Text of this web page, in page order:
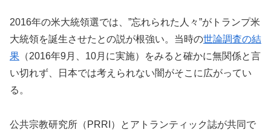
2016年の米大統領選では、”忘れられた人々”がトランプ米
大統領を誕生させたとの説が根強い。当時の世論調査の結
果 （2016年9月、10月に実施）をみると確かに無関係と言
い切れず、日本では考えられない闇がそこに広がってい
る。
公共宗教研究所（PRRI）とアトランティック誌が共同で